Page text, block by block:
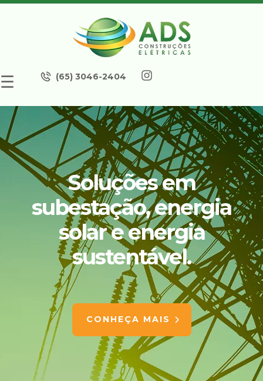
☰ (65) 3046-2404
Soluções em
subestação, energia
solar e energia
sustentável.
CONHEÇA MAIS